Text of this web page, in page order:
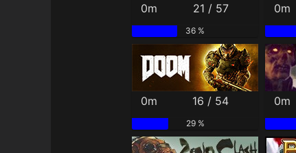
0m 21 / 57
36 %
0m
0m 16 / 54
29 %
0m